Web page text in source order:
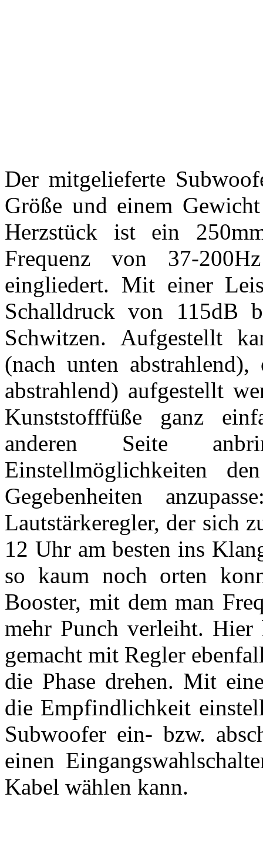
Der mitgelieferte
Größe und einem
Herzstück ist ein
Frequenz von 37-
eingliedert. Mit einer
Schalldruck von 115dB
Schwitzen. Aufgestellt
(nach unten
abstrahlend) aufgestellt
Kunststofffüße ganz
anderen Seite
Einstellmöglichkeiten
Gegebenheiten
Lautstärkeregler, der sich
12 Uhr am besten ins
so kaum noch orten
Booster, mit dem man
mehr Punch verleiht. Hier
gemacht mit Regler
die Phase drehen. Mit
die Empfindlichkeit
Subwoofer ein- bzw.
einen
Kabel wählen kann.